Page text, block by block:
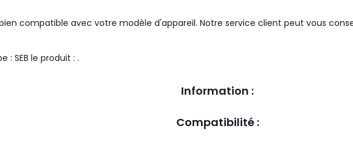
compatible avec votre modèle d'appareil. Notre service client peut vous
Compatible avec la marque du groupe : SEB le produit : .
Information :
Compatibilité :